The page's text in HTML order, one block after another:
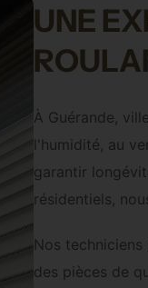
UNE
À Guérande,
l'humidité, au
garantir
résidentiels,
Nos
des pièces de